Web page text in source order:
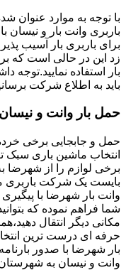
با توجه به موارد عنوان
باربری وانت بار و نیسان
برای باربری بار آسیب
زد این در حالی است که
بار استفاده نمایید.توجه
باید به اطلاع شرکت
حمل بار وانت و
حمل و جابجایی برخی
انتخاب ماشین باری سبک
برخی لوازم را از شهرضا
بایست یک شرکت باربری
وانت بار شهرضا با
شما فراهم نموده که
مکانی دیگر انتقال
حرفه ای درست ترین
بار شهرضا با صدور
وانت و نیسان به